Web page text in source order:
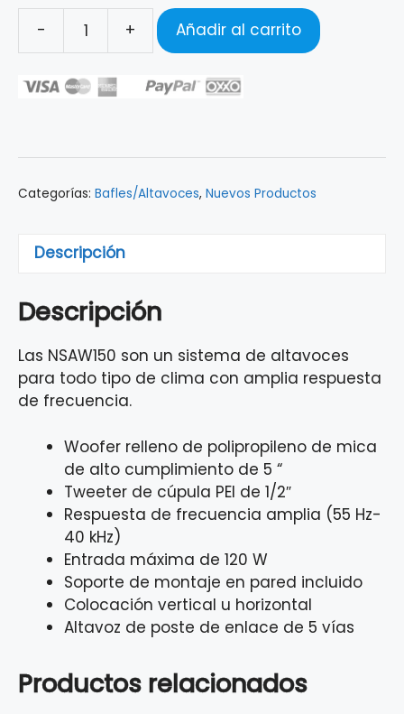
-
PAR
ALTAVOCES
NSAW150WH
cantidad
+ Añadir al carrito
Categorías: Bafles/Altavoces, Nuevos Productos
Descripción
Descripción
Las NSAW150 son un sistema de altavoces
para todo tipo de clima con amplia respuesta
de frecuencia.
Woofer relleno de polipropileno de mica
de alto cumplimiento de 5 “
Tweeter de cúpula PEI de 1/2″
Respuesta de frecuencia amplia (55 Hz-
40 kHz)
Entrada máxima de 120 W
Soporte de montaje en pared incluido
Colocación vertical u horizontal
Altavoz de poste de enlace de 5 vías
Productos relacionados